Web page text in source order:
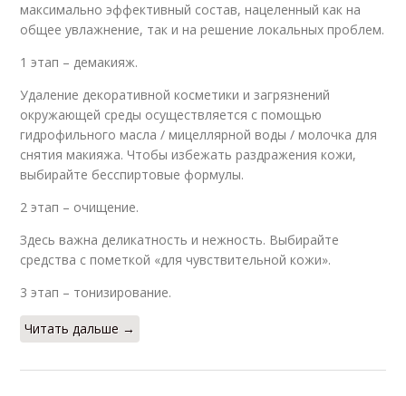
максимально эффективный состав, нацеленный как на
общее увлажнение, так и на решение локальных проблем.
1 этап – демакияж.
Удаление декоративной косметики и загрязнений
окружающей среды осуществляется с помощью
гидрофильного масла / мицеллярной воды / молочка для
снятия макияжа. Чтобы избежать раздражения кожи,
выбирайте бесспиртовые формулы.
2 этап – очищение.
Здесь важна деликатность и нежность. Выбирайте
средства с пометкой «для чувствительной кожи».
3 этап – тонизирование.
Читать дальше →